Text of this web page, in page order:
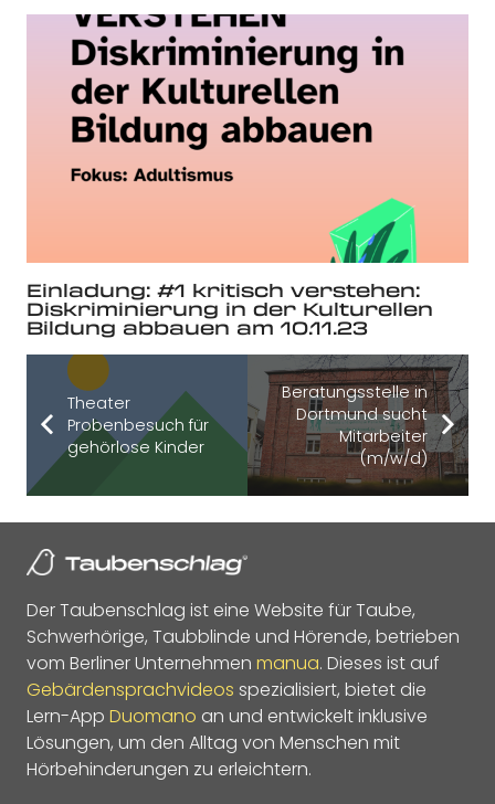
Einladung: #1 kritisch verstehen:
Diskriminierung in der Kulturellen
Bildung abbauen am 10.11.23
Theater
Probenbesuch für
gehörlose Kinder
Beratungsstelle in
Dortmund sucht
Mitarbeiter
(m/w/d)
Der Taubenschlag ist eine Website für Taube,
Schwerhörige, Taubblinde und Hörende, betrieben
vom Berliner Unternehmen manua. Dieses ist auf
Gebärdensprachvideos spezialisiert, bietet die
Lern-App Duomano an und entwickelt inklusive
Lösungen, um den Alltag von Menschen mit
Hörbehinderungen zu erleichtern.